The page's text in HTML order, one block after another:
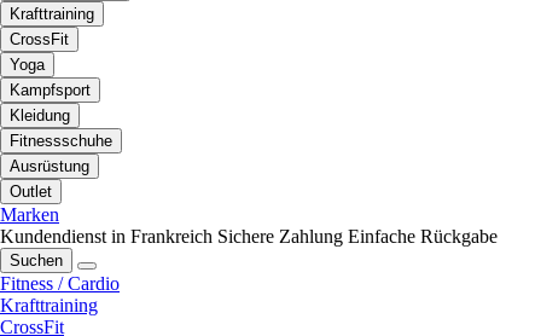
Krafttraining
CrossFit
Yoga
Kampfsport
Kleidung
Fitnessschuhe
Ausrüstung
Outlet
Marken
Kundendienst in Frankreich Sichere Zahlung Einfache Rückgabe
Suchen
Fitness / Cardio
Krafttraining
CrossFit